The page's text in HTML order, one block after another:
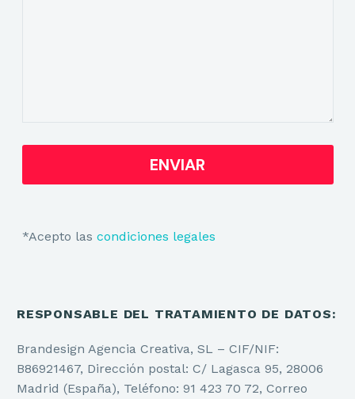
*Acepto las condiciones legales
RESPONSABLE DEL TRATAMIENTO DE DATOS:
Brandesign Agencia Creativa, SL – CIF/NIF:
B86921467, Dirección postal: C/ Lagasca 95, 28006
Madrid (España), Teléfono: 91 423 70 72, Correo